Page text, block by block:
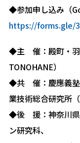
◆参加申し込み（
https://forms.gle/
◆主 催：殿町・羽
TONOHANE）
◆共 催：慶應義塾
業技術総合研究所（
◆後 援：神奈川県
ン研究科、